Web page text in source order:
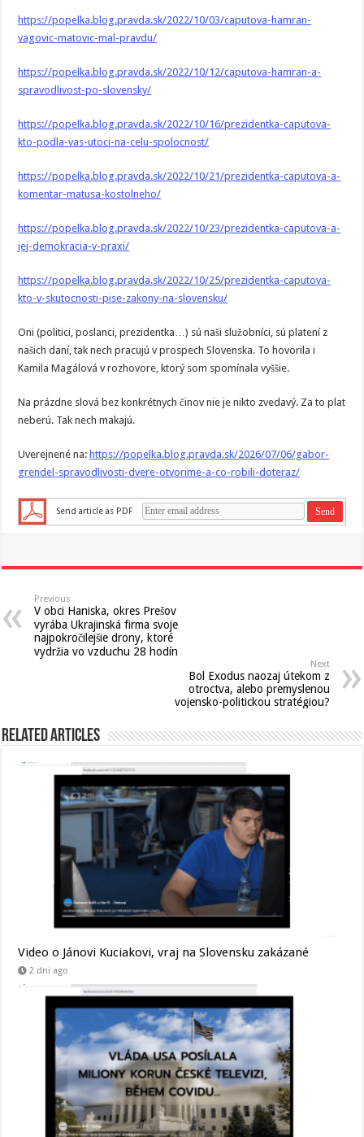
https://popelka.blog.pravda.sk/2022/10/03/caputova-hamran-
vagovic-matovic-mal-pravdu/
https://popelka.blog.pravda.sk/2022/10/12/caputova-hamran-a-
spravodlivost-po-slovensky/
https://popelka.blog.pravda.sk/2022/10/16/prezidentka-caputova-
kto-podla-vas-utoci-na-celu-spolocnost/
https://popelka.blog.pravda.sk/2022/10/21/prezidentka-caputova-a-
komentar-matusa-kostolneho/
https://popelka.blog.pravda.sk/2022/10/23/prezidentka-caputova-a-
jej-demokracia-v-praxi/
https://popelka.blog.pravda.sk/2022/10/25/prezidentka-caputova-
kto-v-skutocnosti-pise-zakony-na-slovensku/
Oni (politici, poslanci, prezidentka…) sú naši služobníci, sú platení z
našich daní, tak nech pracujú v prospech Slovenska. To hovorila i
Kamila Magálová v rozhovore, ktorý som spomínala vyššie.
Na prázdne slová bez konkrétnych činov nie je nikto zvedavý. Za to plat
neberú. Tak nech makajú.
Uverejnené na: https://popelka.blog.pravda.sk/2026/07/06/gabor-
grendel-spravodlivosti-dvere-otvorime-a-co-robili-doteraz/
Send article as PDF
Previous
V obci Haniska, okres Prešov
vyrába Ukrajinská firma svoje
najpokročilejšie drony, ktoré
vydržia vo vzduchu 28 hodín
Next
Bol Exodus naozaj útekom z
otroctva, alebo premyslenou
vojensko-politickou stratégiou?
Related Articles
Video o Jánovi Kuciakovi, vraj na Slovensku zakázané
2 dni ago